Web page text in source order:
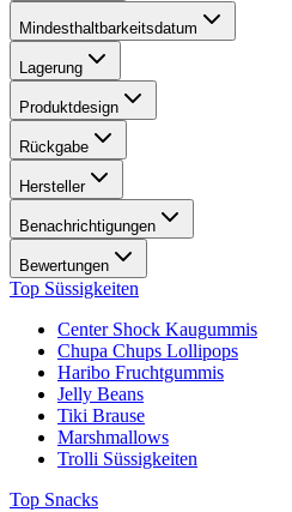
Mindesthaltbarkeitsdatum
Lagerung
Produktdesign
Rückgabe
Hersteller
Benachrichtigungen
Bewertungen
Top Süssigkeiten
Center Shock Kaugummis
Chupa Chups Lollipops
Haribo Fruchtgummis
Jelly Beans
Tiki Brause
Marshmallows
Trolli Süssigkeiten
Top Snacks